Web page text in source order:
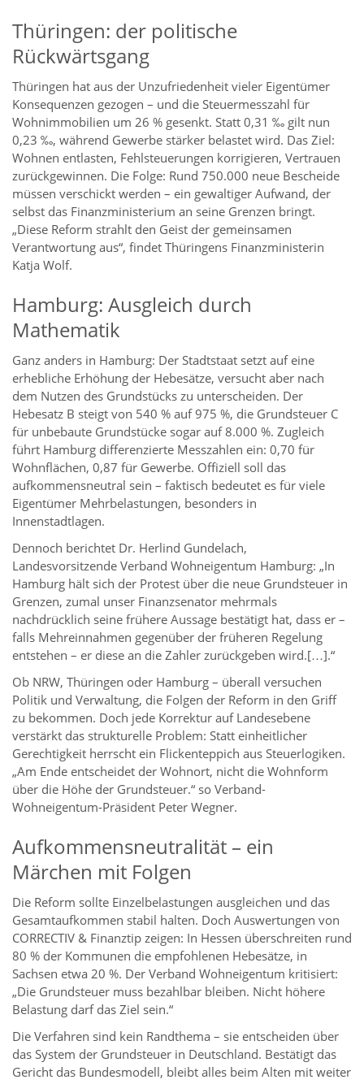
Thüringen: der politische
Rückwärtsgang
Thüringen hat aus der Unzufriedenheit vieler Eigentümer
Konsequenzen gezogen – und die Steuermesszahl für
Wohnimmobilien um 26 % gesenkt. Statt 0,31 ‰ gilt nun
0,23 ‰, während Gewerbe stärker belastet wird. Das Ziel:
Wohnen entlasten, Fehlsteuerungen korrigieren, Vertrauen
zurückgewinnen. Die Folge: Rund 750.000 neue Bescheide
müssen verschickt werden – ein gewaltiger Aufwand, der
selbst das Finanzministerium an seine Grenzen bringt.
„Diese Reform strahlt den Geist der gemeinsamen
Verantwortung aus“, findet Thüringens Finanzministerin
Katja Wolf.
Hamburg: Ausgleich durch
Mathematik
Ganz anders in Hamburg: Der Stadtstaat setzt auf eine
erhebliche Erhöhung der Hebesätze, versucht aber nach
dem Nutzen des Grundstücks zu unterscheiden. Der
Hebesatz B steigt von 540 % auf 975 %, die Grundsteuer C
für unbebaute Grundstücke sogar auf 8.000 %. Zugleich
führt Hamburg differenzierte Messzahlen ein: 0,70 für
Wohnflächen, 0,87 für Gewerbe. Offiziell soll das
aufkommensneutral sein – faktisch bedeutet es für viele
Eigentümer Mehrbelastungen, besonders in
Innenstadtlagen.
Dennoch berichtet Dr. Herlind Gundelach,
Landesvorsitzende Verband Wohneigentum Hamburg: „In
Hamburg hält sich der Protest über die neue Grundsteuer in
Grenzen, zumal unser Finanzsenator mehrmals
nachdrücklich seine frühere Aussage bestätigt hat, dass er –
falls Mehreinnahmen gegenüber der früheren Regelung
entstehen – er diese an die Zahler zurückgeben wird.[…].“
Ob NRW, Thüringen oder Hamburg – überall versuchen
Politik und Verwaltung, die Folgen der Reform in den Griff
zu bekommen. Doch jede Korrektur auf Landesebene
verstärkt das strukturelle Problem: Statt einheitlicher
Gerechtigkeit herrscht ein Flickenteppich aus Steuerlogiken.
„Am Ende entscheidet der Wohnort, nicht die Wohnform
über die Höhe der Grundsteuer.“ so Verband-
Wohneigentum-Präsident Peter Wegner.
Aufkommensneutralität – ein
Märchen mit Folgen
Die Reform sollte Einzelbelastungen ausgleichen und das
Gesamtaufkommen stabil halten. Doch Auswertungen von
CORRECTIV & Finanztip zeigen: In Hessen überschreiten rund
80 % der Kommunen die empfohlenen Hebesätze, in
Sachsen etwa 20 %. Der Verband Wohneigentum kritisiert:
„Die Grundsteuer muss bezahlbar bleiben. Nicht höhere
Belastung darf das Ziel sein.“
Die Verfahren sind kein Randthema – sie entscheiden über
das System der Grundsteuer in Deutschland. Bestätigt das
Gericht das Bundesmodell, bleibt alles beim Alten mit weiter